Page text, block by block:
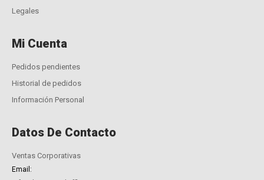
Legales
Mi Cuenta
Pedidos pendientes
Historial de pedidos
Información Personal
Datos De Contacto
Ventas Corporativas
Email: